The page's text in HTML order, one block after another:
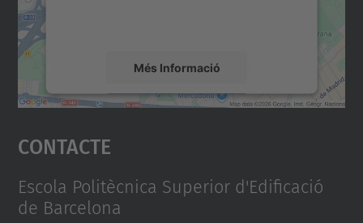
Més Informació
Accepta
powered by
Contacte
Escola Politècnica Superior d'Edificació
de Barcelona